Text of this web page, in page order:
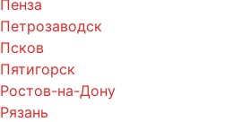
Пенза
Петрозаводск
Псков
Пятигорск
Ростов-на-Дону
Рязань